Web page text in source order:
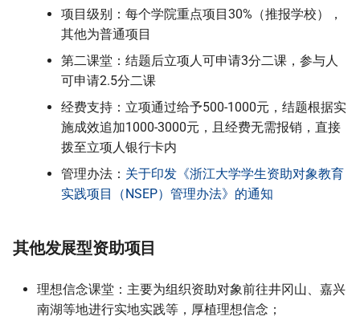
项目级别：每个学院重点项目30%（推报学校），
其他为普通项目
第二课堂：结题后立项人可申请3分二课，参与人
可申请2.5分二课
经费支持：立项通过给予500-1000元，结题根据实
施成效追加1000-3000元，且经费无需报销，直接
拨至立项人银行卡内
管理办法： 关于印发《浙江大学学生资助对象教育
实践项目（NSEP）管理办法》的通知
其他发展型资助项目
理想信念课堂：主要为组织资助对象前往井冈山、嘉兴
南湖等地进行实地实践等，厚植理想信念；